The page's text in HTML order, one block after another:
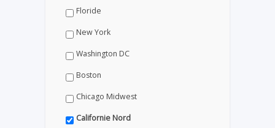
Floride
New York
Washington DC
Boston
Chicago Midwest
Californie Nord